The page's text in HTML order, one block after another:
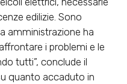
edilizie. Sono
amministrazione ha
i problemi e le
tutti”, conclude il
quanto accaduto in